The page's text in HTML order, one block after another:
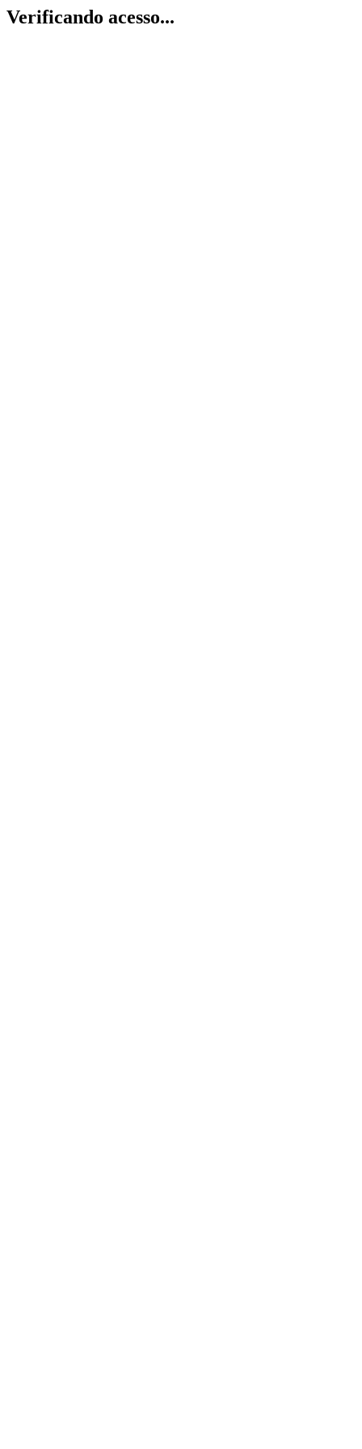
Verificando acesso...